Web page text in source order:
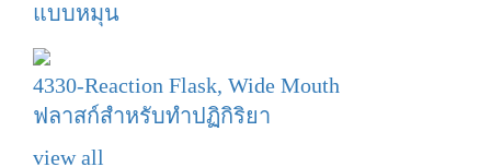
แบบหมุน
4330-Reaction Flask, Wide Mouth
ฟลาสก์สำหรับทำปฏิกิริยา
view all